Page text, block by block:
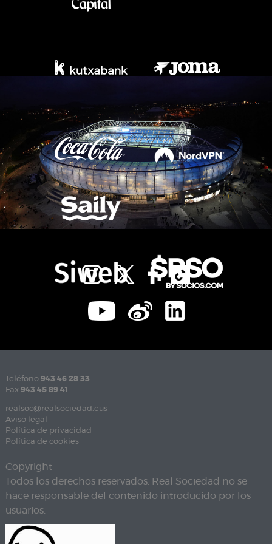
Teléfono 943 46 28 33
Fax 943 45 89 41
realsoc@realsociedad.eus
Aviso legal
Política de privacidad
Política de cookies
Copyright
Todos los derechos reservados. Real Sociedad no se
hace responsable del contenido introducido por los
usuarios.